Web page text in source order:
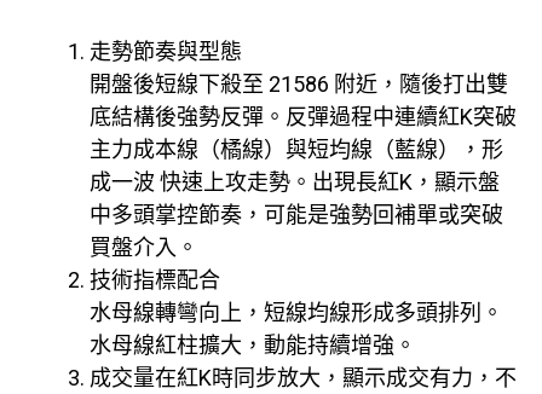
走勢節奏與型態
開盤後短線下殺至 21586 附近，隨後打出雙
底結構後強勢反彈。反彈過程中連續紅K突破
主力成本線（橘線）與短均線（藍線），形
成一波 快速上攻走勢。出現長紅K，顯示盤
中多頭掌控節奏，可能是強勢回補單或突破
買盤介入。
技術指標配合
水母線轉彎向上，短線均線形成多頭排列。
水母線紅柱擴大，動能持續增強。
成交量在紅K時同步放大，顯示成交有力，不